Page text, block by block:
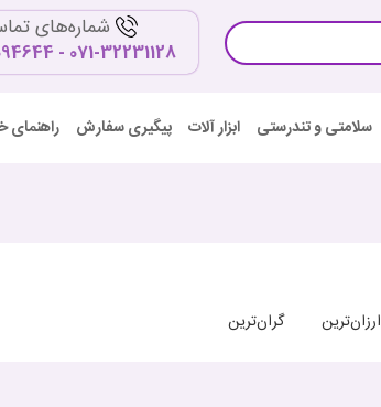
شماره‌های
071-32231128 - 09027094644
سلامتی و تندرستی ابزار آلات پیگیری سفارش راهنمای
ارزان‌ترین گران‌ترین